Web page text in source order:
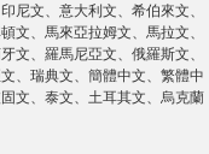
尼文、意大利文、希伯來文、
文、馬來亞拉姆文、馬拉文、
文、羅馬尼亞文、俄羅斯文、
、瑞典文、簡體中文、繁體中
文、泰文、土耳其文、烏克蘭